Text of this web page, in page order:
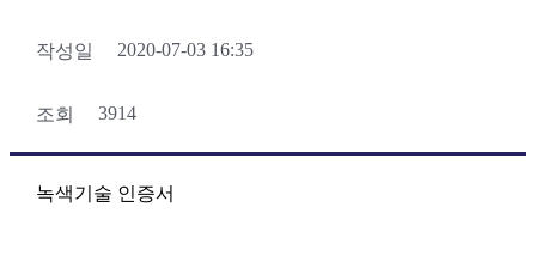
작성일 2020-07-03 16:35
조회 3914
녹색기술 인증서